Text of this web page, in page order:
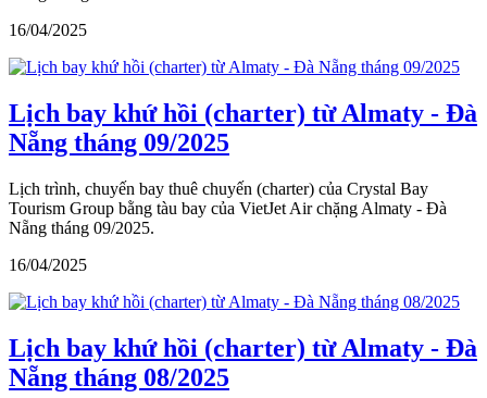
16/04/2025
Lịch bay khứ hồi (charter) từ Almaty - Đà
Nẵng tháng 09/2025
Lịch trình, chuyến bay thuê chuyến (charter) của Crystal Bay
Tourism Group bằng tàu bay của VietJet Air chặng Almaty - Đà
Nẵng tháng 09/2025.
16/04/2025
Lịch bay khứ hồi (charter) từ Almaty - Đà
Nẵng tháng 08/2025